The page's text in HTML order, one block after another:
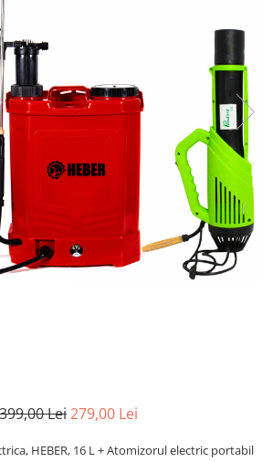
fructe si
399,00 Lei279,00 Lei
HEBER, 16 L + Atomizorul electric portabil